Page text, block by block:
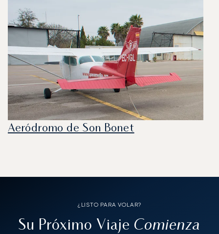
Aeródromo de Son Bonet
¿LISTO PARA VOLAR?
Su Próximo Viaje Comienza